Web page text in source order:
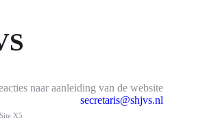
naar aanleiding van de website
secretaris@shjvs.nl
X5